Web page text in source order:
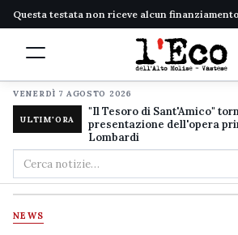
Questa testata non riceve alcun
VENERDÌ 7 AGOSTO 2026
ULTIM'ORA
"Il Tesoro di Sant'Amico"
presentazione dell'opera
Lombardi
Cerca
nel
sito
NEWS